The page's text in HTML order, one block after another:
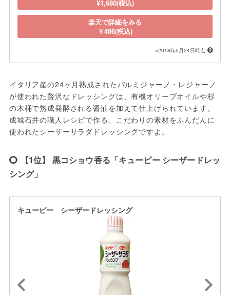
¥1,680(税込)
楽天で詳細をみる
￥486(税込)
※2018年5月24日時点
イタリア産の24ヶ月熟成されたパルミジャーノ・レジャーノ
が使われた贅沢なドレッシングは、有機オリーブオイルや杉
の木桶で熟成発酵される醤油を加えて仕上げられています。
成城石井の職人レシピで作る、こだわりの素材をふんだんに
使われたシーザーサラダドレッシングですよ。
【1位】 黒コショウ香る「キューピー シーザードレッ
シング」
キューピー シーザードレッシング